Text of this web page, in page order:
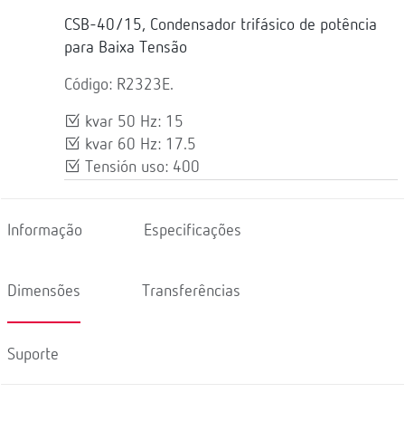
CSB-40/15, Condensador trifásico de potência
para Baixa Tensão
Código: R2323E.
kvar 50 Hz: 15
kvar 60 Hz: 17.5
Tensión uso: 400
Informação Especificações
Dimensões Transferências
Suporte